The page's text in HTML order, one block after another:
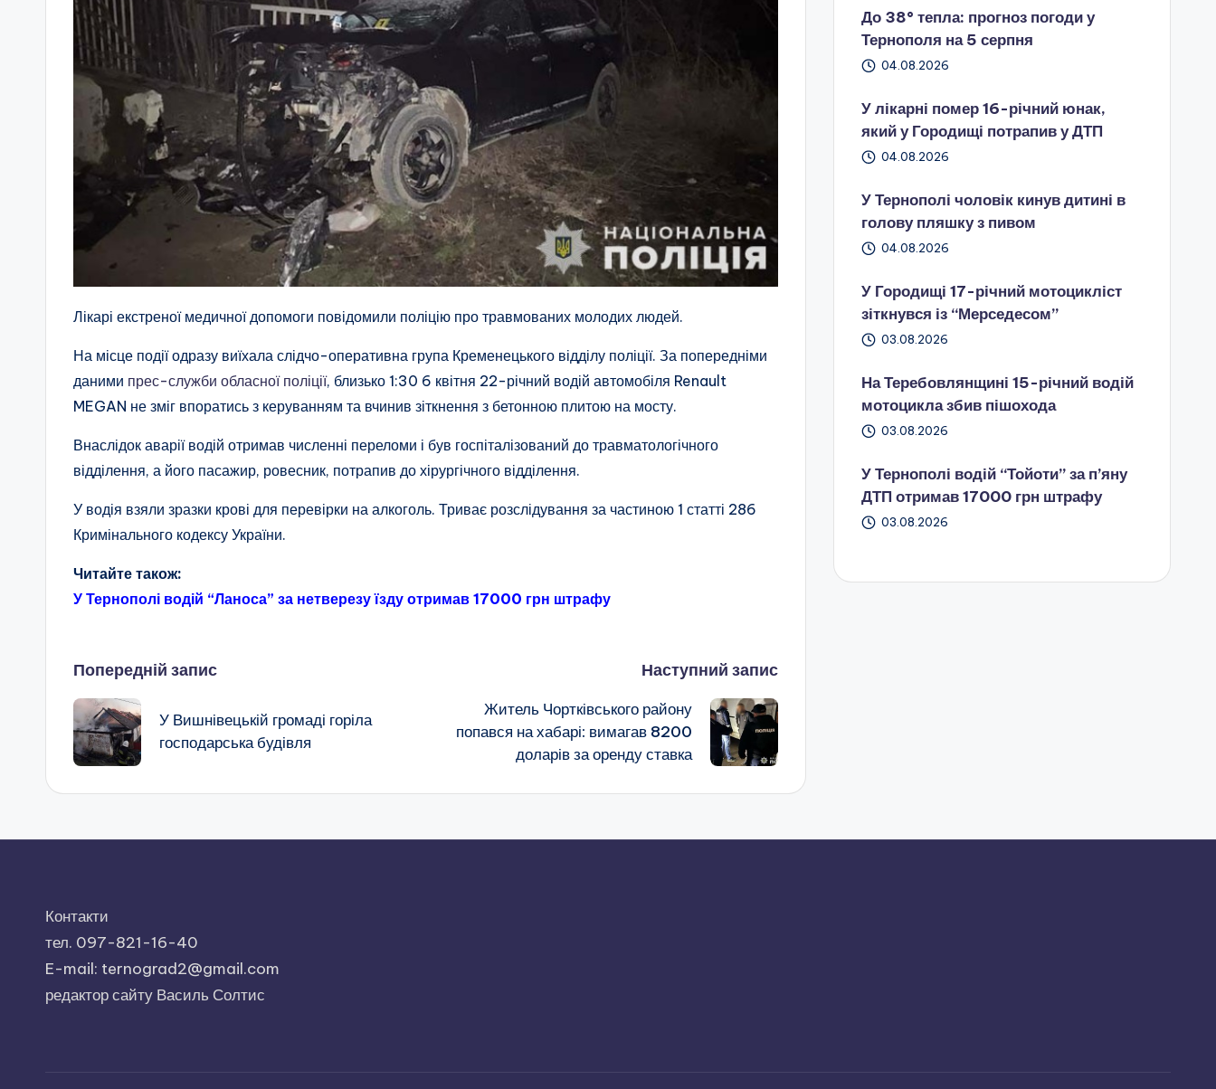
Лікарі екстреної медичної допомоги повідомили поліцію про травмованих молодих людей.
На місце події одразу виїхала слідчо-оперативна група Кременецького відділу поліції. За попередніми
даними прес-служби обласної поліції, близько 1:30 6 квітня 22-річний водій автомобіля Renault
MEGAN не зміг впоратись з керуванням та вчинив зіткнення з бетонною плитою на мосту.
Внаслідок аварії водій отримав численні переломи і був госпіталізований до травматологічного
відділення, а його пасажир, ровесник, потрапив до хірургічного відділення.
У водія взяли зразки крові для перевірки на алкоголь. Триває розслідування за частиною 1 статті 286
Кримінального кодексу України.
Читайте також:
У Тернополі водій “Ланоса” за нетверезу їзду отримав 17000 грн штрафу
Навігація
по
запису
Попередній запис
У Вишнівецькій громаді горіла
господарська будівля
Наступний запис
Житель Чортківського району
попався на хабарі: вимагав 8200
доларів за оренду ставка
До 38° тепла: прогноз погоди у
Тернополя на 5 серпня
04.08.2026
У лікарні помер 16-річний юнак,
який у Городищі потрапив у ДТП
04.08.2026
У Тернополі чоловік кинув дитині в
голову пляшку з пивом
04.08.2026
У Городищі 17-річний мотоцикліст
зіткнувся із “Мерседесом”
03.08.2026
На Теребовлянщині 15-річний водій
мотоцикла збив пішохода
03.08.2026
У Тернополі водій “Тойоти” за п’яну
ДТП отримав 17000 грн штрафу
03.08.2026
Контакти
тел. 097-821-16-40
E-mail: ternograd2@gmail.com
редактор сайту Василь Солтис